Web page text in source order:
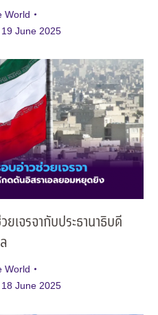
World
19 June 2025
เจรจากับประธานาธิบดี
World
18 June 2025